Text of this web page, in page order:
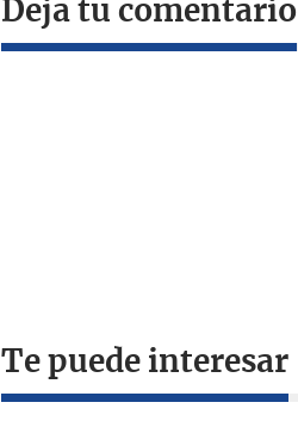
Deja tu comentario
Te puede interesar